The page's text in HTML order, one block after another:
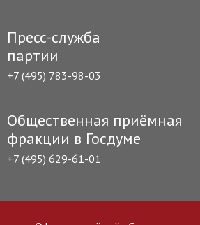
Пресс-служба
партии
+7 (495) 783-98-03
Общественная приёмная
фракции в Госдуме
+7 (495) 629-61-01